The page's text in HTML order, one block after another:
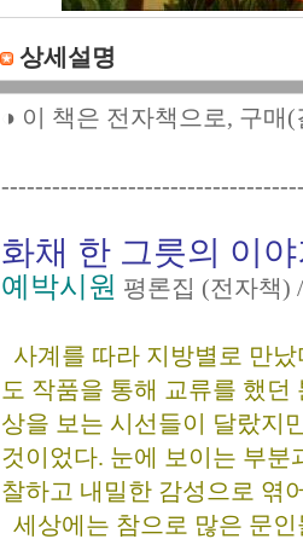
상세설명
◑ 이 책은 전자책으로, 구매
화채 한 그릇의 이
예박시원 평론집 (전자책)
사계를 따라 지방별로 만
도 작품을 통해 교류를 했
상을 보는 시선들이 달랐지
것이었다. 눈에 보이는 부
찰하고 내밀한 감성으로 엮
세상에는 참으로 많은 문